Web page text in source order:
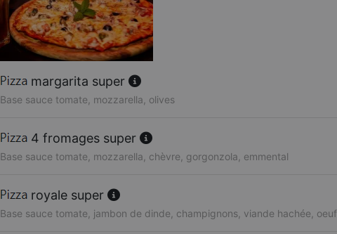
margarita super
Base sauce tomate, mozzarella, olives
4 fromages super
Base sauce tomate, mozzarella, chèvre, gorgonzola, emmental
royale super
Base sauce tomate, jambon de dinde, champignons, viande hachée, oeuf